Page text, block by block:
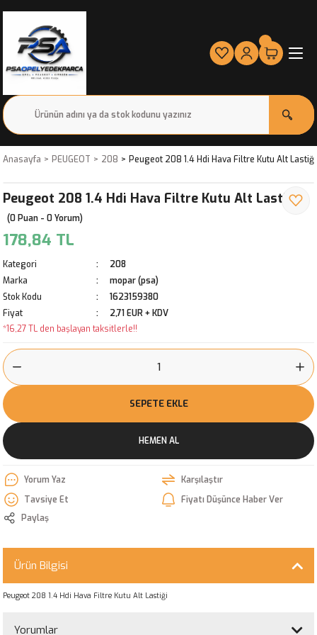
Anasayfa PEUGEOT 208 Peugeot 208 1.4 Hdi Hava Filtre Kutu Alt Lastiği
Peugeot 208 1.4 Hdi Hava Filtre Kutu Alt Lastiği
(0 Puan - 0 Yorum)
178,84 TL
Kategori
208
Marka
mopar (psa)
Stok Kodu
1623159380
Fiyat
2,71 EUR + KDV
*16,27 TL den başlayan taksitlerle!!
SEPETE EKLE
HEMEN AL
Yorum Yaz
Karşılaştır
Tavsiye Et
Fiyatı Düşünce Haber Ver
Paylaş
Ürün Bilgisi
Peugeot 208 1.4 Hdi Hava Filtre Kutu Alt Lastiği
Yorumlar